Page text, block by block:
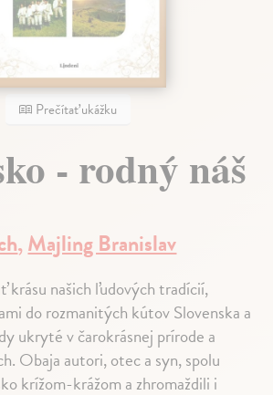
Prečítať ukážku
- rodný náš
,Majling Branislav
krásu našich ľudových tradícií,
do rozmanitých kútov Slovenska a
ukryté v čarokrásnej prírode a
Obaja autori, otec a syn, spolu
krížom-krážom a zhromaždili i